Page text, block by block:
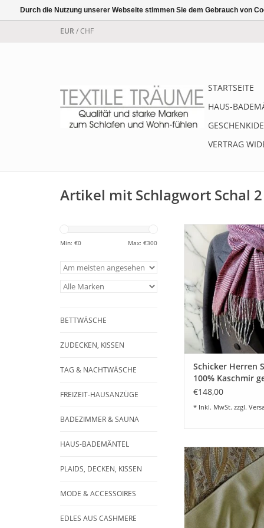
EUR/CHF
STARTSEITE
HAUS-
VERTRAG
Artikel mit Schlagwort Schal
Min: €0 Max: €300
BETTWÄSCHE
ZUDECKEN, KISSEN
TAG & NACHTWÄSCHE
FREIZEIT-HAUSANZÜGE
BADEZIMMER & SAUNA
HAUS-BADEMÄNTEL
PLAIDS, DECKEN, KISSEN
MODE & ACCESSOIRES
EDLES AUS CASHMERE
Luxus Herren Schal
aus feinster
Cashmerewolle.
schickem gewebten
Musthave in
Kleiderschrank.
schöne
lieferbar.
ZUM WARENKORB
Schicker Herren
100% Kaschmir
- Klassiker in 5
€148,00
* Inkl. MwSt. zzgl.
Luxus Schal
feinster 100%
Farbe creme mit
Paisley creme-beige
und edlen Fransen.
Durch die Nutzung unserer Webseite stimmen Sie dem Gebrauch von